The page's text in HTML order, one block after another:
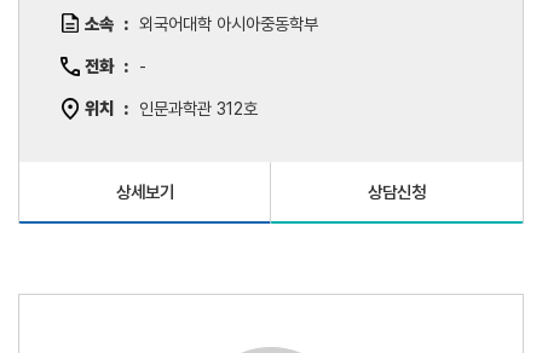
소속 외국어대학 아시아중동학부
전화 -
위치 인문과학관 312호
상세보기 상담신청